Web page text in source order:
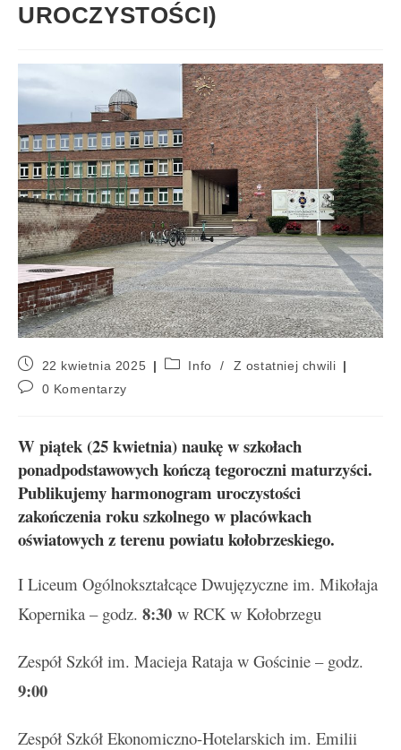
UROCZYSTOŚCI)
22 kwietnia 2025 Info /
Z ostatniej chwili
0 Komentarzy
W piątek (25 kwietnia) naukę w szkołach
ponadpodstawowych kończą tegoroczni maturzyści.
Publikujemy harmonogram uroczystości
zakończenia roku szkolnego w placówkach
oświatowych z terenu powiatu kołobrzeskiego.
I Liceum Ogólnokształcące Dwujęzyczne im. Mikołaja
Kopernika – godz. 8:30 w RCK w Kołobrzegu
Zespół Szkół im. Macieja Rataja w Gościnie – godz.
9:00
Zespół Szkół Ekonomiczno-Hotelarskich im. Emilii